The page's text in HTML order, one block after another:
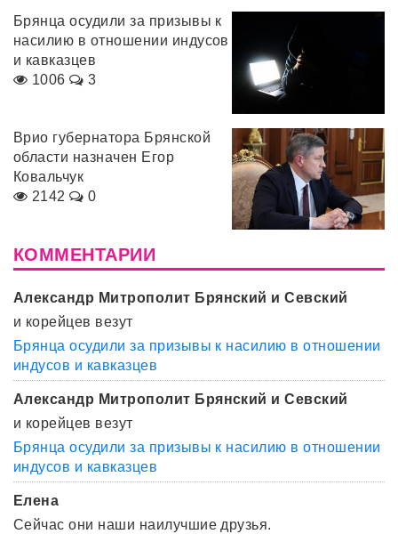
Брянца осудили за призывы к
насилию в отношении индусов
и кавказцев
1006
3
Врио губернатора Брянской
области назначен Егор
Ковальчук
2142
0
КОММЕНТАРИИ
Александр Митрополит Брянский и Севский
и корейцев везут
Брянца осудили за призывы к насилию в отношении
индусов и кавказцев
Александр Митрополит Брянский и Севский
и корейцев везут
Брянца осудили за призывы к насилию в отношении
индусов и кавказцев
Елена
Сейчас они наши наилучшие друзья.